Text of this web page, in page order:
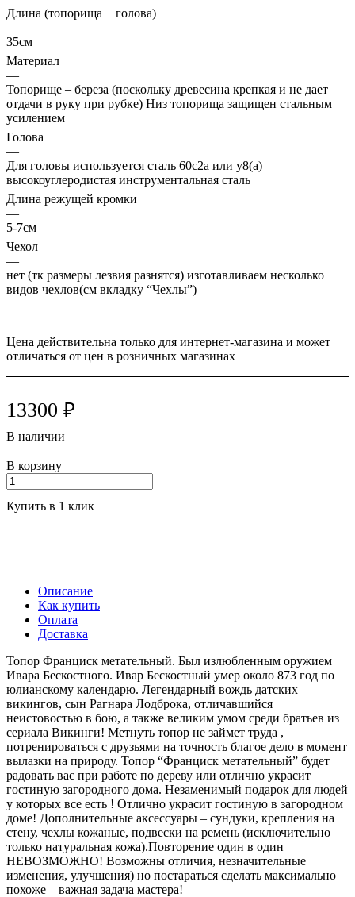
Длина (топорища + голова)
—
35см
Материал
—
Топорище – береза (поскольку древесина крепкая и не дает
отдачи в руку при рубке) Низ топорища защищен стальным
усилением
Голова
—
Для головы используется сталь 60с2а или у8(а)
высокоуглеродистая инструментальная сталь
Длина режущей кромки
—
5-7см
Чехол
—
нет (тк размеры лезвия разнятся) изготавливаем несколько
видов чехлов(см вкладку “Чехлы”)
Цена действительна только для интернет-магазина и может
отличаться от цен в розничных магазинах
13300 ₽
В наличии
В корзину
Купить в 1 клик
Описание
Как купить
Оплата
Доставка
Топор Франциск метательный. Был излюбленным оружием
Ивара Бескостного. Ивар Бескостный умер около 873 год по
юлианскому календарю. Легендарный вождь датских
викингов, сын Рагнара Лодброка, отличавшийся
неистовостью в бою, а также великим умом среди братьев из
сериала Викинги! Метнуть топор не займет труда ,
потренироваться с друзьями на точность благое дело в момент
вылазки на природу. Топор “Франциск метательный” будет
радовать вас при работе по дереву или отлично украсит
гостиную загородного дома. Незаменимый подарок для людей
у которых все есть ! Отлично украсит гостиную в загородном
доме! Дополнительные аксессуары – сундуки, крепления на
стену, чехлы кожаные, подвески на ремень (исключительно
только натуральная кожа).Повторение один в один
НЕВОЗМОЖНО! Возможны отличия, незначительные
изменения, улучшения) но постараться сделать максимально
похоже – важная задача мастера!